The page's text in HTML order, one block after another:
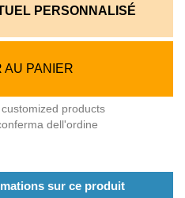
PERSONNALISÉ
AU PANIER
products
dell'ordine
sur ce produit